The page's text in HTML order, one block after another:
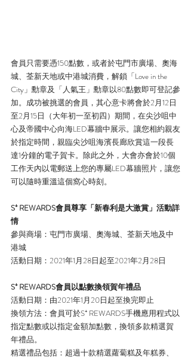
會員只需要憑150點數，或者於屯門市廣場、奧海
城、荃新天地或中港城消費，解鎖「Love in the
City」勳章及「人氣王」勳章以80點數即可登記參
加。成功被挑選的會員，其心意卡將會於2月12日
至2月15日（大年初一至初四）期間，在尖沙咀中
心及帝國中心向海LED幕牆中展示。讓您相約親友
於指定時間，親臨尖沙咀海濱長廊欣賞這一段長
達1分鐘的電子賀卡。除此之外，大會亦會於10個
工作天內以電郵送上您的專屬LED幕牆照片，讓您
可以隨時重溫這個窩心時刻。
S⁺ REWARDS會員尊享「新春利是大激賞」活動詳
情
參與商場：屯門市廣場、奧海城、荃新天地及中
港城
活動日期：2021年1月28日起至2021年2月28日
S⁺ REWARDS會員以點數換領賀年禮品
活動日期：由2021年1月20日起至換完即止
換領方法：會員可於S⁺ REWARDS手機應用程式以
指定點數或以指定金額加點數，換領多款精選賀
年禮品。
精選禮品包括：超過十款精選蘿蔔糕及年糕券、